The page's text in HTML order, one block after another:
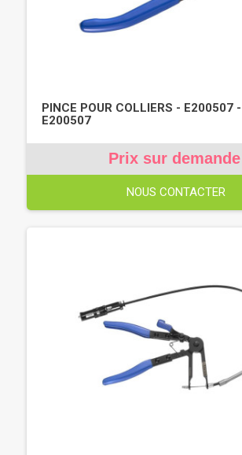
PINCE POUR COLLIERS - E200507 -
E200507
Prix sur demande
NOUS CONTACTER